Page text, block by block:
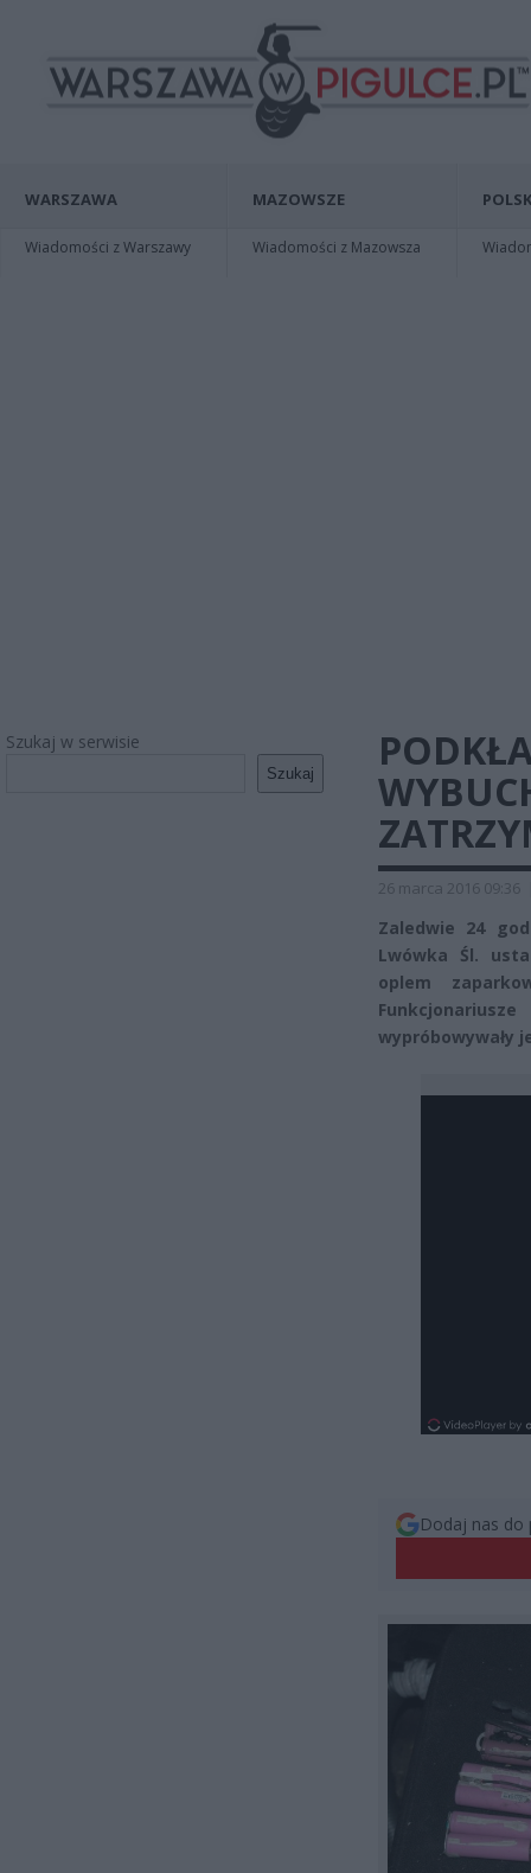
WARSZAWA
Wiadomości z Warszawy
MAZOWSZE
Wiadomości z Mazowsza
Szukaj w serwisie
Szukaj
26 marca 2016 09:36
Zaledwie 24
Lwówka Śl.
oplem
wypróbowywały
Dodaj nas do